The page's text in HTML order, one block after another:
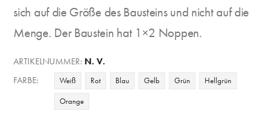
sich auf die Größe des Bausteins und nicht auf die
Menge. Der Baustein hat 1×2 Noppen.
ARTIKELNUMMER: N. V.
FARBE
Weiß Rot Blau Gelb Grün
Hellgrün
Orange